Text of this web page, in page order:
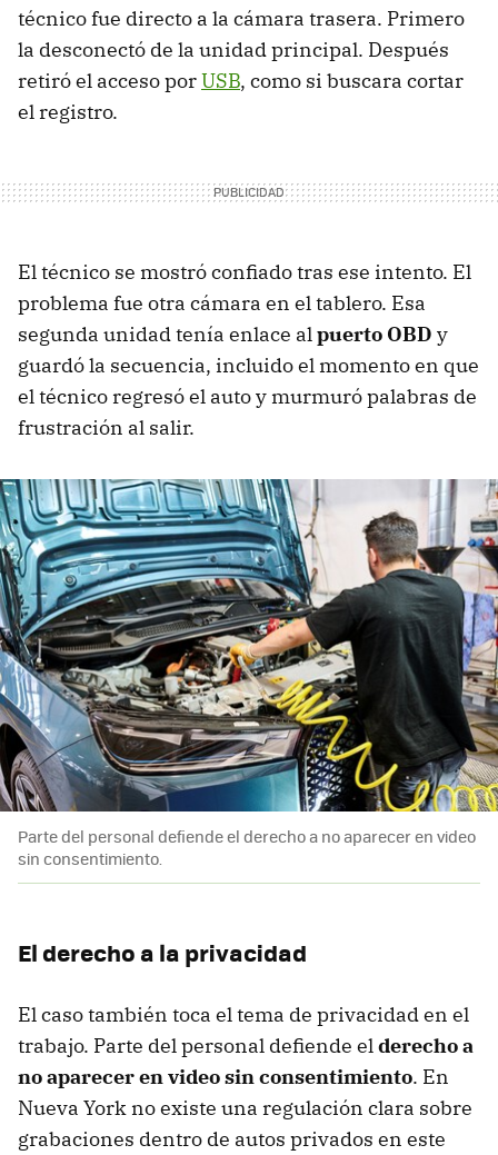
técnico fue directo a la cámara trasera. Primero
la desconectó de la unidad principal. Después
retiró el acceso porUSB, como si buscara cortar
el registro.
El técnico se mostró confiado tras ese intento. El
problema fue otra cámara en el tablero. Esa
segunda unidad tenía enlace alpuerto OBD y
guardó la secuencia, incluido el momento en que
el técnico regresó el auto y murmuró palabras de
frustración al salir.
Parte del personal defiende el derecho a no aparecer en video
sin consentimiento.
El derecho a la privacidad
El caso también toca el tema de privacidad en el
trabajo. Parte del personal defiende elderecho a
no aparecer en video sin consentimiento. En
Nueva York no existe una regulación clara sobre
grabaciones dentro de autos privados en este